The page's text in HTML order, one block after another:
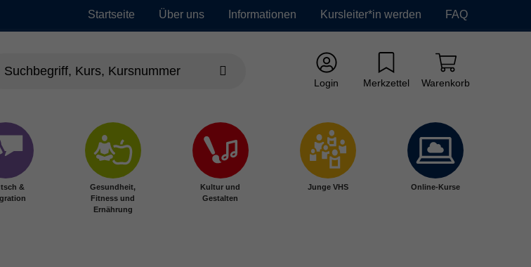
Startseite Über uns Informationen Kursleiter*in werden FAQ
Login Merkzettel Warenkorb
&
Gesundheit,
Fitness und
Ernährung
Kultur und
Gestalten
Junge VHS Online-Kurse